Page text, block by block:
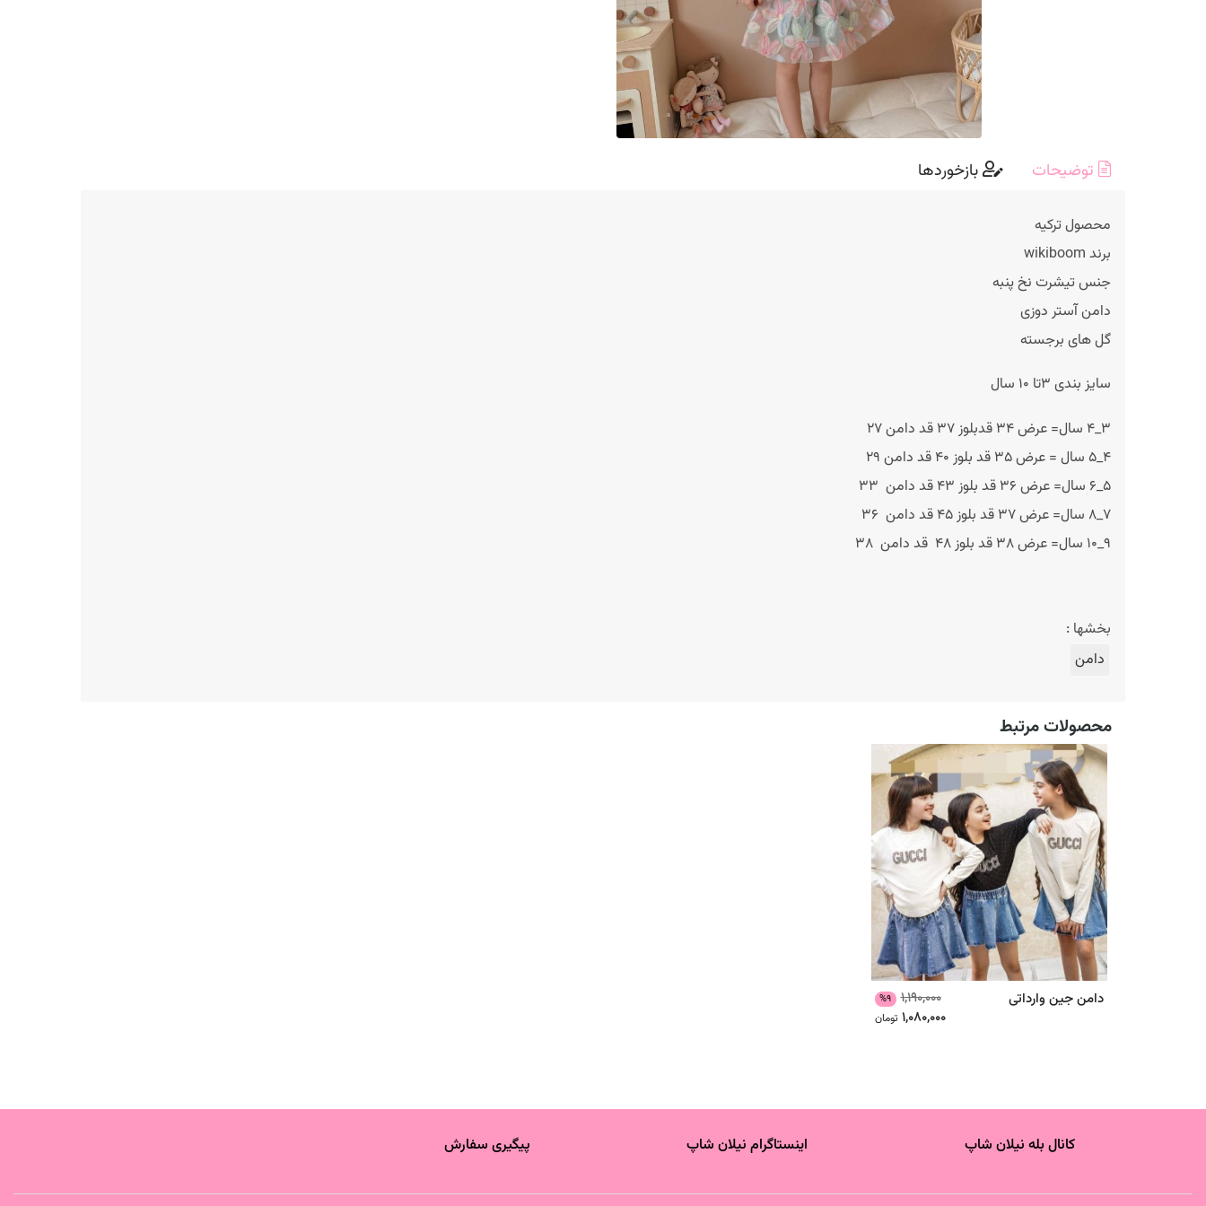
توضیحات بازخوردها
محصول ترکیه
برند wikiboom
جنس تیشرت نخ پنبه
دامن آستر دوزی
گل های برجسته
سایز بندی ۳تا ۱۰ سال
۳_۴ سال= عرض ۳۴ قدبلوز ۳۷ قد دامن ۲۷
۴_۵ سال = عرض ۳۵ قد بلوز ۴۰ قد دامن ۲۹
۵_۶ سال= عرض ۳۶ قد بلوز ۴۳ قد دامن ۳۳
۷_۸ سال= عرض ۳۷ قد بلوز ۴۵ قد دامن ۳۶
۹_۱۰ سال= عرض ۳۸ قد بلوز ۴۸ قد دامن ۳۸
بخشها :
دامن
محصولات مرتبط
دامن جین وارداتی 1,190,000
%9
1,080,000 تومان
کانال بله نیلان شاپ اینستاگرام نیلان شاپ پیگیری سفارش